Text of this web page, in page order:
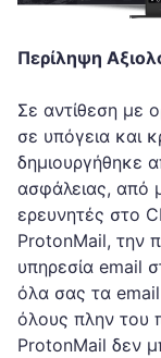
Περίληψη
Σε αντίθεση με
σε υπόγεια και
δημιουργήθηκε
ασφάλειας, από
ερευνητές στο
ProtonMail, την
υπηρεσία email
όλα σας τα
όλους πλην του
ProtonMail δεν